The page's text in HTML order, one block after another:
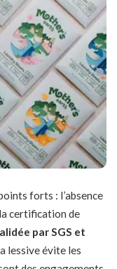
forts : l’absence
certification de
par SGS et
lessive évite les